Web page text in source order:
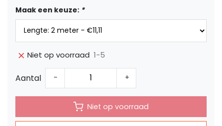
Maak een keuze: *
Niet op voorraad 1-5
Aantal - +
Niet op voorraad